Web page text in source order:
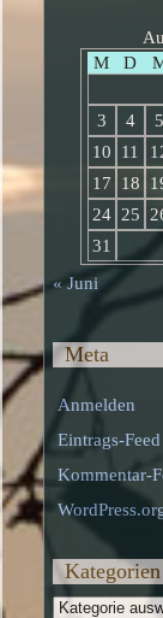
M
D
3
4 5
10
11
17
18
24 25
31
« Juni
Meta
Anmelden
Eintrags-Feed
Kommentar-
Kategorien
Kategorien